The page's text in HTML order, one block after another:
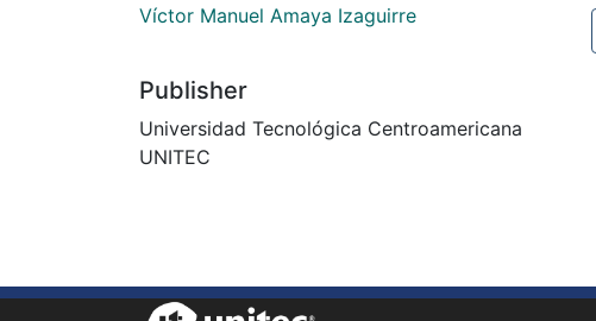
Víctor Manuel Amaya Izaguirre
Publisher
Universidad Tecnológica Centroamericana
UNITEC